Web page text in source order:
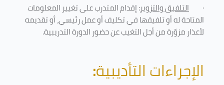
· التلفيق والتزوير: إقدام المتدرب على تغيير المعلومات
المتاحة له أو تلفيقها في تكليف أو عمل رئيسي، أو تقديمه
لأعذار مزوّرة من أجل التغيب عن حضور الدورة التدريبية.
الإجراءات التأديبية: